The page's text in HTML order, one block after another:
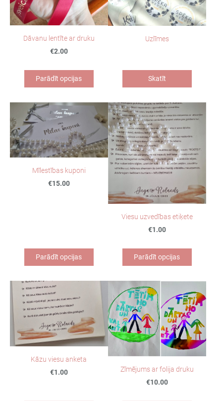
Dāvanu lentīte ar druku
€2.00
Parādīt opcijas
Uzlīmes
Skatīt
Mīlestības kuponi
€15.00
Parādīt opcijas
Viesu uzvedības etiķete
€1.00
Parādīt opcijas
Kāzu viesu anketa
€1.00
Zīmējums ar folija druku
€10.00